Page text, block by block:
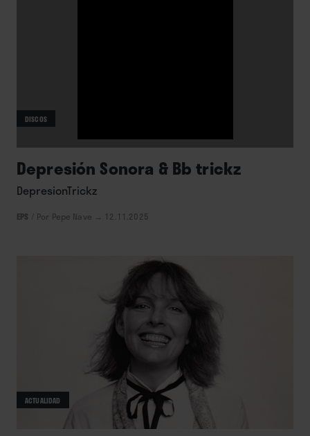
DISCOS
Depresión Sonora & Bb trickz
DepresionTrickz
EPS Por Pepe Nave → 12.11.2025
ACTUALIDAD